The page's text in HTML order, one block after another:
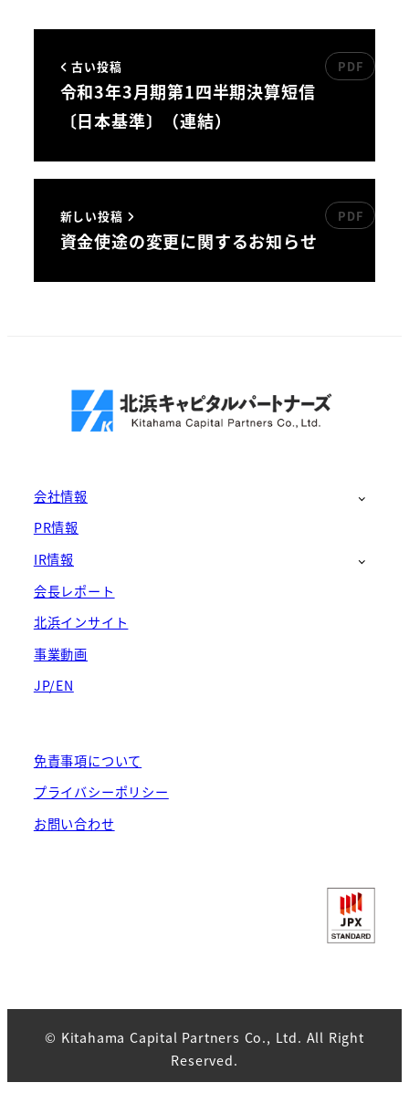
古い投稿
令和3年3月期第1四半期決算短信
〔日本基準〕（連結）
新しい投稿
資金使途の変更に関するお知らせ
会社情報
PR情報
IR情報
会長レポート
北浜インサイト
事業動画
JP/EN
免責事項について
プライバシーポリシー
お問い合わせ
© Kitahama Capital Partners Co., Ltd. All Right
Reserved.